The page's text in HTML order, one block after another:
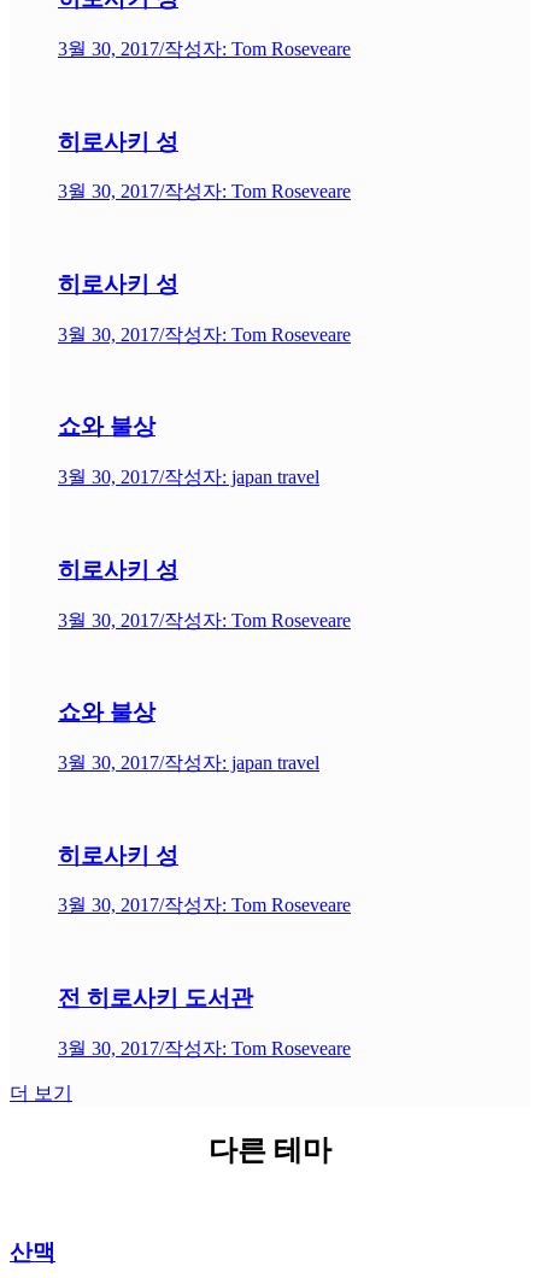
3월 30, 2017/작성자: Tom Roseveare
히로사키 성
3월 30, 2017/작성자: Tom Roseveare
히로사키 성
3월 30, 2017/작성자: Tom Roseveare
쇼와 불상
3월 30, 2017/작성자: japan travel
히로사키 성
3월 30, 2017/작성자: Tom Roseveare
쇼와 불상
3월 30, 2017/작성자: japan travel
히로사키 성
3월 30, 2017/작성자: Tom Roseveare
전 히로사키 도서관
3월 30, 2017/작성자: Tom Roseveare
더 보기
다른 테마
산맥